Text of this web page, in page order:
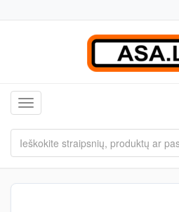
Toggle navigation